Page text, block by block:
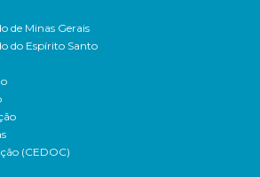
de Minas Gerais
do Espírito Santo
(CEDOC)